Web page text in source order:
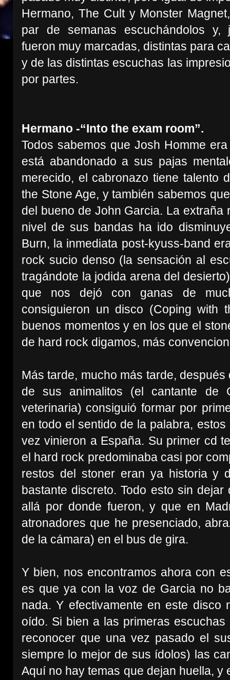
Hermano, The Cult y Monster
par de semanas escuchándolos y,
fueron muy marcadas, distintas para
y de las distintas escuchas las
por partes.
Hermano -“Into the exam room”.
Todos sabemos que Josh Homme
está abandonado a sus pajas
merecido, el cabronazo tiene talento
the Stone Age, y también sabemos
del bueno de John Garcia. La
nivel de sus bandas ha ido
Burn, la inmediata post-kyuss-band
rock sucio denso (la sensación al
tragándote la jodida arena del
que nos dejó con ganas de
consiguieron un disco (Coping with
buenos momentos y en los que el
de hard rock digamos, más
Más tarde, mucho más tarde,
de sus animalitos (el cantante de
veterinaria) consiguió formar por
en todo el sentido de la palabra,
vez vinieron a España. Su primer cd
el hard rock predominaba casi por
restos del stoner eran ya historia y
bastante discreto. Todo esto sin
allá por donde fueron, y que en
atronadores que he presenciado,
de la cámara) en el bus de gira.
Y bien, nos encontramos ahora con
es que ya con la voz de Garcia no
nada. Y efectivamente en este
oído. Si bien a las primeras
reconocer que una vez pasado el
siempre lo mejor de sus ídolos) las
Aquí no hay temas que dejan huella,